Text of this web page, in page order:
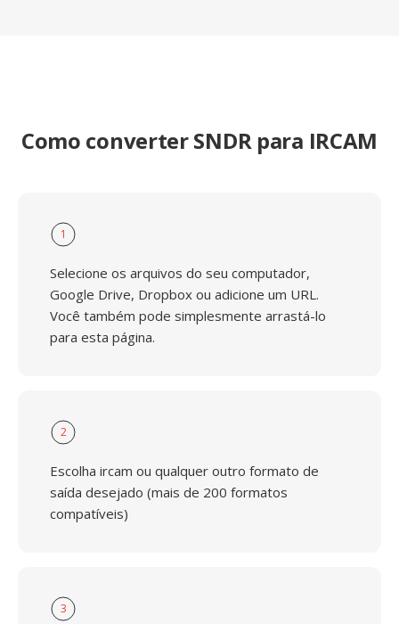
Como converter SNDR para IRCAM
1
Selecione os arquivos do seu computador,
Google Drive, Dropbox ou adicione um URL.
Você também pode simplesmente arrastá-lo
para esta página.
2
Escolha ircam ou qualquer outro formato de
saída desejado (mais de 200 formatos
compatíveis)
3